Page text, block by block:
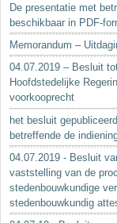
De presentatie met
beschikbaar in PDF-
Memorandum –
04.07.2019 – Besluit
Hoofdstedelijke
voorkooprecht
het besluit
betreffende de
04.07.2019 - Besluit
vaststelling van de
stedenbouwkundige
stedenbouwkundig